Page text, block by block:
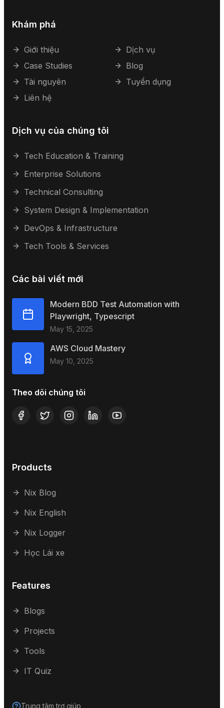
Khám phá
Giới thiệu
Dịch vụ
Case Studies
Blog
Tài nguyên
Tuyển dụng
Liên hệ
Dịch vụ của chúng tôi
Tech Education & Training
Enterprise Solutions
Technical Consulting
System Design & Implementation
DevOps & Infrastructure
Tech Tools & Services
Các bài viết mới
Modern BDD Test Automation with
Playwright, Typescript
May 15, 2025
AWS Cloud Mastery
May 10, 2025
Theo dõi chúng tôi
Products
Nix Blog
Nix English
Nix Logger
Học Lái xe
Features
Blogs
Projects
Tools
IT Quiz
Trung tâm trợ giúp